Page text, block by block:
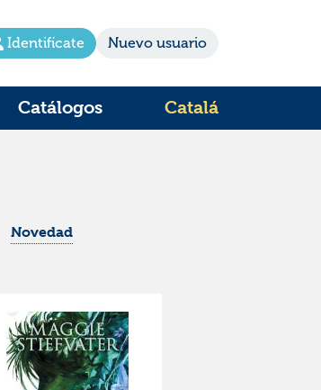
Identifícate Nuevo usuario
Catálogos Catalá
Novedad